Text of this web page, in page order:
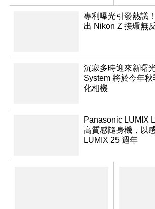
鬆
專利曝光引發熱議
出 Nikon Z 接環無
沉寂多時迎來新曙
System 將於今年
化相機
Panasonic LUMIX
高質感隨身機，以
LUMIX 25 週年